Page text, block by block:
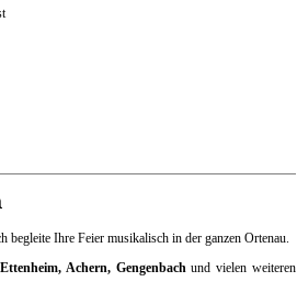
begleite Ihre Feier musikalisch in der ganzen Ortenau.
Achern, Gengenbachund vielen weiteren